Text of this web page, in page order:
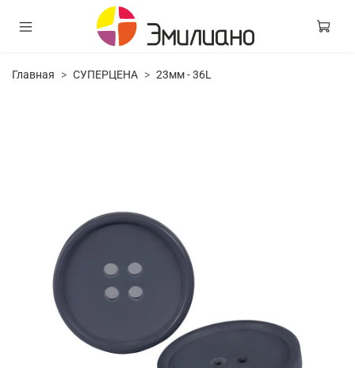
Главная СУПЕРЦЕНА 23мм - 36L